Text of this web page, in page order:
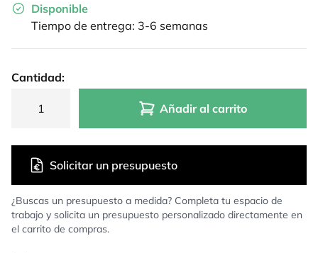
Disponible
Tiempo de entrega: 3-6 semanas
Cantidad:
Añadir al carrito
¿Buscas un presupuesto a medida? Completa tu espacio de
trabajo y solicita un presupuesto personalizado directamente en
el carrito de compras.
Solicitar un presupuesto